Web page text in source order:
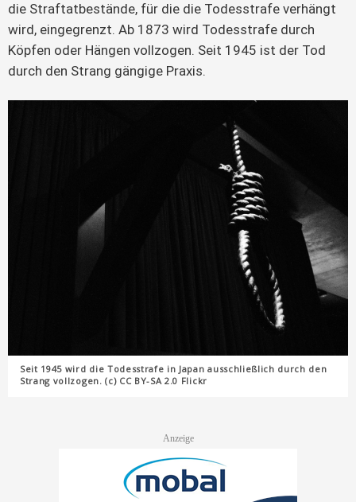
die Straftatbestände, für die die Todesstrafe verhängt
wird, eingegrenzt. Ab 1873 wird Todesstrafe durch
Köpfen oder Hängen vollzogen. Seit 1945 ist der Tod
durch den Strang gängige Praxis.
Seit 1945 wird die Todesstrafe in Japan ausschließlich durch den
Strang vollzogen. (c) CC BY-SA 2.0 Flickr